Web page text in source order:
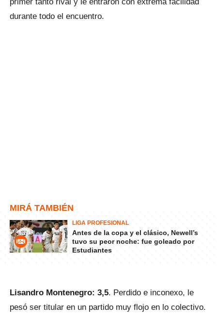
durante todo el encuentro.
MIRÁ TAMBIÉN
LIGA PROFESIONAL
Antes de la copa y el clásico, Newell’s
tuvo su peor noche: fue goleado por
Estudiantes
Lisandro Montenegro: 3,5. Perdido e inconexo, le
pesó ser titular en un partido muy flojo en lo colectivo.